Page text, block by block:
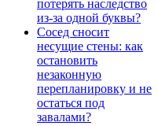
потерять наследство
из-за одной буквы?
Сосед сносит
несущие стены: как
остановить
незаконную
перепланировку и не
остаться под
завалами?